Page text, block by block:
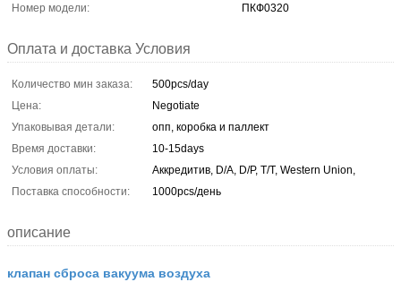
Номер модели:
ПКФ0320
Оплата и доставка Условия
Количество мин заказа:
500pcs/day
Цена:
Negotiate
Упаковывая детали:
опп, коробка и паллект
Время доставки:
10-15days
Условия оплаты:
Аккредитив, D/A, D/P, T/T, Western Union,
Поставка способности:
1000pcs/день
описание
клапан сброса вакуума воздуха